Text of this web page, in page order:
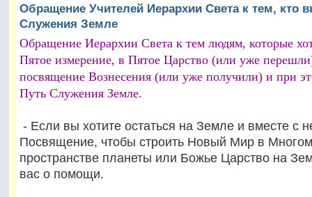
Обращение Учителей Иерархии Света к тем, кто
Служения Земле
Обращение Иерархии Света к тем людям, которые
Пятое измерение, в Пятое Царство (или уже
посвящение Вознесения (или уже получили) и при
Путь Служения Земле.
- Если вы хотите остаться на Земле и вместе с
Посвящение, чтобы строить Новый Мир в
пространстве планеты или Божье Царство на
вас о помощи.